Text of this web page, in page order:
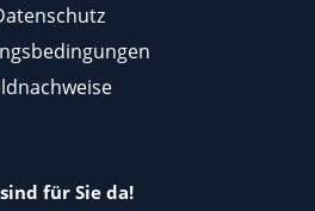
für Sie da!